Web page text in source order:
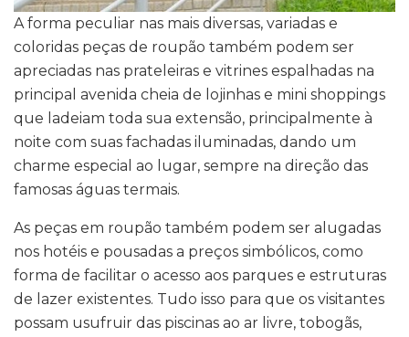
A forma peculiar nas mais diversas, variadas e
coloridas peças de roupão também podem ser
apreciadas nas prateleiras e vitrines espalhadas na
principal avenida cheia de lojinhas e mini shoppings
que ladeiam toda sua extensão, principalmente à
noite com suas fachadas iluminadas, dando um
charme especial ao lugar, sempre na direção das
famosas águas termais.
As peças em roupão também podem ser alugadas
nos hotéis e pousadas a preços simbólicos, como
forma de facilitar o acesso aos parques e estruturas
de lazer existentes. Tudo isso para que os visitantes
possam usufruir das piscinas ao ar livre, tobogãs,